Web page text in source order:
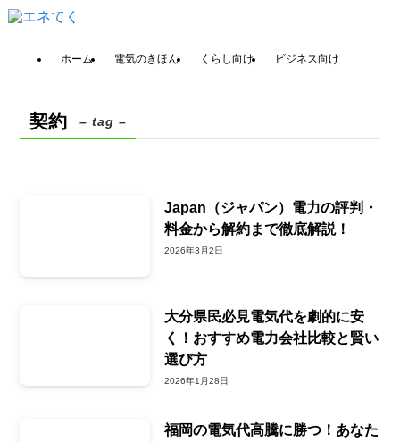
ホーム 電気のきほん くらし向け ビジネス向け
契約 – tag –
Japan（ジャパン）電力の評判・
料金から解約まで徹底解説！
2026年3月2日
大分県民必見電気代を劇的に安
く！おすすめ電力会社比較と賢い
選び方
2026年1月28日
福岡の電気代高騰に勝つ！あなた